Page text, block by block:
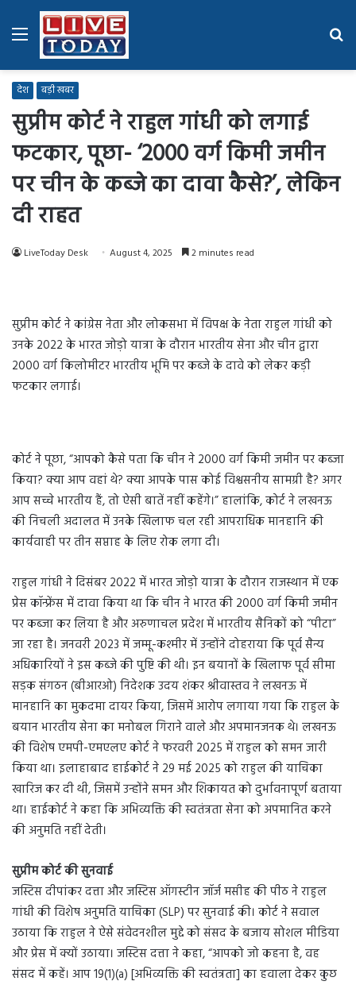
Menu
देश बड़ी खबर
सुप्रीम कोर्ट ने राहुल गांधी को लगाई
फटकार, पूछा- ‘2000 वर्ग किमी जमीन
पर चीन के कब्जे का दावा कैसे?’, लेकिन
दी राहत
LiveToday Desk August 4, 2025 2 minutes read
सुप्रीम कोर्ट ने कांग्रेस नेता और लोकसभा में विपक्ष के नेता राहुल गांधी को
उनके 2022 के भारत जोड़ो यात्रा के दौरान भारतीय सेना और चीन द्वारा
2000 वर्ग किलोमीटर भारतीय भूमि पर कब्जे के दावे को लेकर कड़ी
फटकार लगाई।
कोर्ट ने पूछा, “आपको कैसे पता कि चीन ने 2000 वर्ग किमी जमीन पर कब्जा
किया? क्या आप वहां थे? क्या आपके पास कोई विश्वसनीय सामग्री है? अगर
आप सच्चे भारतीय हैं, तो ऐसी बातें नहीं कहेंगे।” हालांकि, कोर्ट ने लखनऊ
की निचली अदालत में उनके खिलाफ चल रही आपराधिक मानहानि की
कार्यवाही पर तीन सप्ताह के लिए रोक लगा दी।
राहुल गांधी ने दिसंबर 2022 में भारत जोड़ो यात्रा के दौरान राजस्थान में एक
प्रेस कॉन्फ्रेंस में दावा किया था कि चीन ने भारत की 2000 वर्ग किमी जमीन
पर कब्जा कर लिया है और अरुणाचल प्रदेश में भारतीय सैनिकों को “पीटा”
जा रहा है। जनवरी 2023 में जम्मू-कश्मीर में उन्होंने दोहराया कि पूर्व सैन्य
अधिकारियों ने इस कब्जे की पुष्टि की थी। इन बयानों के खिलाफ पूर्व सीमा
सड़क संगठन (बीआरओ) निदेशक उदय शंकर श्रीवास्तव ने लखनऊ में
मानहानि का मुकदमा दायर किया, जिसमें आरोप लगाया गया कि राहुल के
बयान भारतीय सेना का मनोबल गिराने वाले और अपमानजनक थे। लखनऊ
की विशेष एमपी-एमएलए कोर्ट ने फरवरी 2025 में राहुल को समन जारी
किया था। इलाहाबाद हाईकोर्ट ने 29 मई 2025 को राहुल की याचिका
खारिज कर दी थी, जिसमें उन्होंने समन और शिकायत को दुर्भावनापूर्ण बताया
था। हाईकोर्ट ने कहा कि अभिव्यक्ति की स्वतंत्रता सेना को अपमानित करने
की अनुमति नहीं देती।
सुप्रीम कोर्ट की सुनवाई
जस्टिस दीपांकर दत्ता और जस्टिस ऑगस्टीन जॉर्ज मसीह की पीठ ने राहुल
गांधी की विशेष अनुमति याचिका (SLP) पर सुनवाई की। कोर्ट ने सवाल
उठाया कि राहुल ने ऐसे संवेदनशील मुद्दे को संसद के बजाय सोशल मीडिया
और प्रेस में क्यों उठाया। जस्टिस दत्ता ने कहा, “आपको जो कहना है, वह
संसद में कहें। आप 19(1)(a) [अभिव्यक्ति की स्वतंत्रता] का हवाला देकर कुछ